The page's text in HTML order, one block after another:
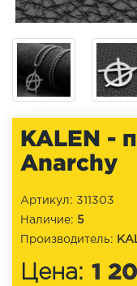
KALEN -
Anarchy
Артикул: 311303
Наличие: 5
Производитель:
Цена: 1